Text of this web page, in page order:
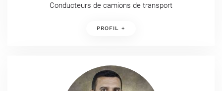
Conducteurs de camions de transport
PROFIL +